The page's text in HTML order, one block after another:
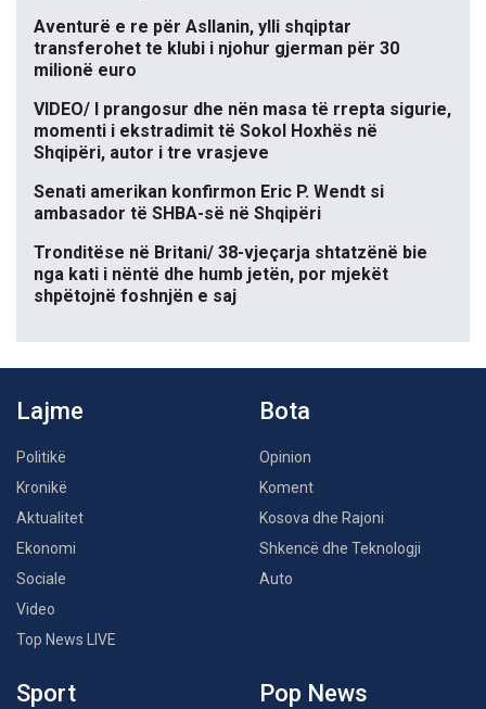
Aventurë e re për Asllanin, ylli shqiptar
transferohet te klubi i njohur gjerman për 30
milionë euro
VIDEO/ I prangosur dhe nën masa të rrepta sigurie,
momenti i ekstradimit të Sokol Hoxhës në
Shqipëri, autor i tre vrasjeve
Senati amerikan konfirmon Eric P. Wendt si
ambasador të SHBA-së në Shqipëri
Tronditëse në Britani/ 38-vjeçarja shtatzënë bie
nga kati i nëntë dhe humb jetën, por mjekët
shpëtojnë foshnjën e saj
Lajme
Politikë
Kronikë
Aktualitet
Ekonomi
Sociale
Video
Top News LIVE
Bota
Opinion
Koment
Kosova dhe Rajoni
Shkencë dhe Teknologji
Auto
Sport Pop News